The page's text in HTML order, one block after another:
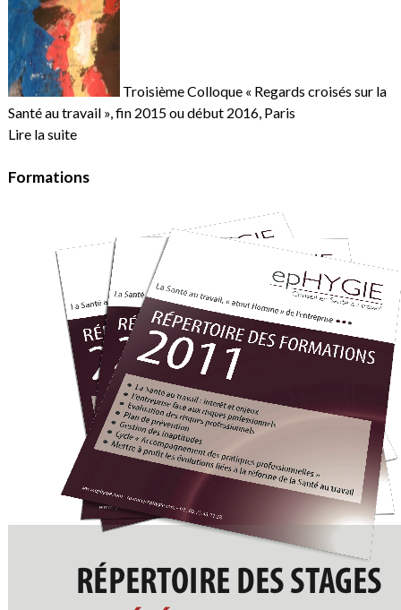
Troisième Colloque « Regards croisés sur la
Santé au travail », fin 2015 ou début 2016, Paris
Lire la suite
Formations